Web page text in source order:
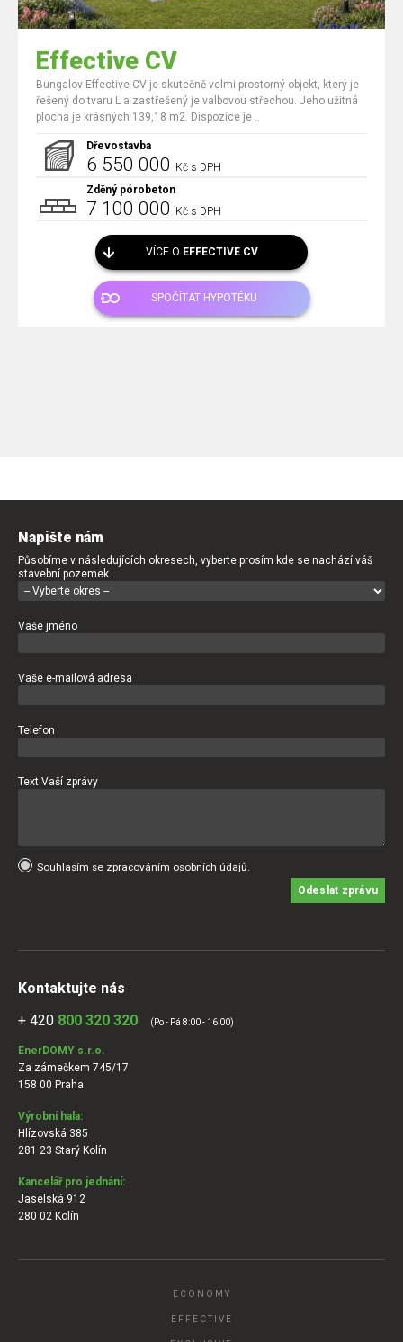
Effective CV
Bungalov Effective CV je skutečně velmi prostorný objekt, který je
řešený do tvaru L a zastřešený je valbovou střechou. Jeho užitná
plocha je krásných 139,18 m2. Dispozice je ..
Dřevostavba
6 550 000 Kč s DPH
Zděný pórobeton
7 100 000 Kč s DPH
VÍCE O EFFECTIVE CV
SPOČÍTAT HYPOTÉKU
Napište nám
Působíme v následujících okresech, vyberte prosím kde se nachází váš
stavební pozemek.
Vaše jméno
Vaše e-mailová adresa
Telefon
Text Vaší zprávy
Souhlasím se zpracováním osobních údajů.
Odeslat zprávu
Kontaktujte nás
+ 420 800 320 320 (Po - Pá 8:00 - 16:00)
EnerDOMY s.r.o.
Za zámečkem 745/17
158 00 Praha
Výrobní hala:
Hlízovská 385
281 23 Starý Kolín
Kancelář pro jednání:
Jaselská 912
280 02 Kolín
ECONOMY
EFFECTIVE